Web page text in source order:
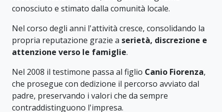
conosciuto e stimato dalla comunità locale.
Nel corso degli anni l'attività cresce, consolidando la
propria reputazione grazie a serietà, discrezione e
attenzione verso le famiglie.
Nel 2008 il testimone passa al figlio Canio Fiorenza,
che prosegue con dedizione il percorso avviato dal
padre, preservando i valori che da sempre
contraddistinguono l'impresa.